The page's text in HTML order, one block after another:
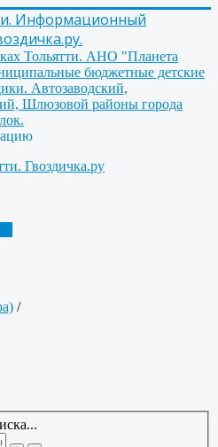
Информационный
Тольятти. АНО "Планета
бюджетные детские
Автозаводский,
Шлюзовой районы города
Гвоздичка.ру
/